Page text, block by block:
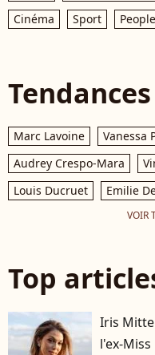
Cinéma
Sport
Tendances
Marc Lavoine Vanessa
Audrey Crespo-Mara
Louis Ducruet
Emilie
VOIR
Top
Iris
l'ex-